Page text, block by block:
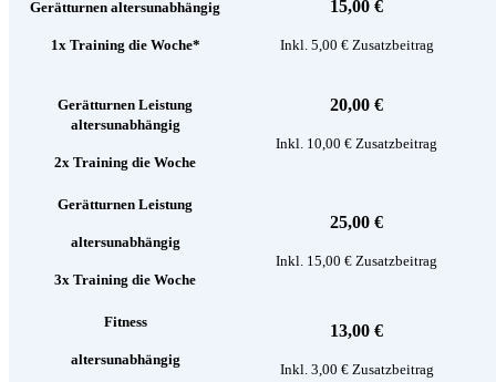
Gerätturnen altersunabhängig
1x Training die Woche*
15,00 €
Inkl. 5,00 € Zusatzbeitrag
Gerätturnen Leistung
altersunabhängig
2x Training die Woche
20,00 €
Inkl. 10,00 € Zusatzbeitrag
Gerätturnen Leistung
altersunabhängig
3x Training die Woche
25,00 €
Inkl. 15,00 € Zusatzbeitrag
Fitness
altersunabhängig
13,00 €
Inkl. 3,00 € Zusatzbeitrag